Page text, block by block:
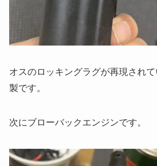
オスのロッキングラグが再現され
製です。
次にブローバックエンジンです。